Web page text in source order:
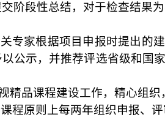
阶段性总结，对于检查结果为
专家根据项目申报时提出的
公示，并推荐评选省级和国
精品课程建设工作，精心组织
程原则上每两年组织申报、